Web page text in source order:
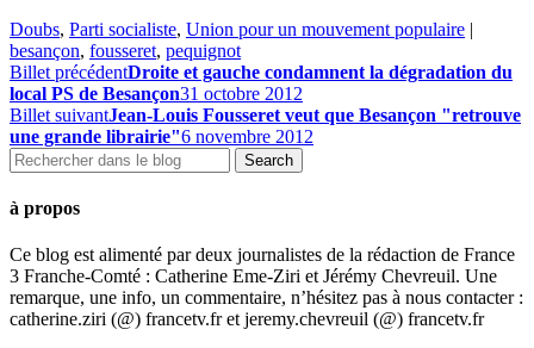
Doubs, Parti socialiste, Union pour un mouvement populaire |
besançon, fousseret, pequignot
Billet précédentDroite et gauche condamnent la dégradation du
local PS de Besançon31 octobre 2012
Billet suivantJean-Louis Fousseret veut que Besançon "retrouve
une grande librairie"6 novembre 2012
à propos
Ce blog est alimenté par deux journalistes de la rédaction de France
3 Franche-Comté : Catherine Eme-Ziri et Jérémy Chevreuil. Une
remarque, une info, un commentaire, n’hésitez pas à nous contacter :
catherine.ziri (@) francetv.fr et jeremy.chevreuil (@) francetv.fr